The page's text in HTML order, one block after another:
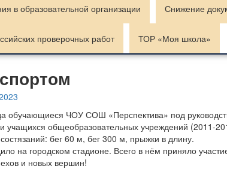
в образовательной организации Снижение
проверочных работ ТОР «Моя школа»
обучающиеся ЧОУ СОШ «Перспектива» под
учащихся общеобразовательных учреждений
бег 60 м, бег 300 м, прыжки в длину.
на городском стадионе. Всего в нём приняло
и новых вершин!